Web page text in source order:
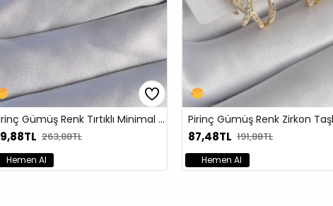
113,88TL 239,88TL
Hemen Al
28,68TL 95,88TL
Hemen Al